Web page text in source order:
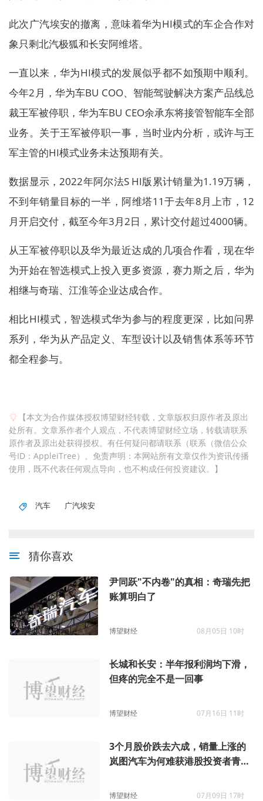
此次广汽埃安的撤离，意味着华为HI模式的车企合作对
象只剩北汽极狐和长安阿维塔。
一直以来，华为HI模式的发展似乎都不如预期中顺利。
今年2月，华为车BU COO、智能驾驶解决方案产品线总
裁王军被停职，华为车BU CEO余承东将接管智能车全部
业务。关于王军被停职一事，当时业内分析，或许与王
军主管的HI模式业务未达预期有关。
数据显示，2022年阿尔法S HI版累计销量为1.19万辆，
不到年销量目标的一半，阿维塔11于去年8月上市，12
月开启交付，截至今年3月2日，累计交付超过4000辆。
从王军被停职以及华为最近达成的几项合作看，现在华
为开始在智选模式上投入更多资源，赛力斯之后，华为
相继与奇瑞、江淮等企业达成合作。
相比HI模式，智选模式华为参与的程度更深，比如问界
系列，华为从产品定义、车型设计以及销售体系等环节
都全程参与。
【本文为合作媒体授权博望财经转载，文章版权归原作者及原出
处所有。文章系作者个人观点，不代表博望财经立场，转载请联系
原作者及原出处获得授权。有任何疑问都请联系（联系（微信公众
号ID：AppleiTree）。免责声明：本网站所有文章仅作为资讯传播
使用，既不代表任何观点导向，也不构成任何投资建议。】
汽车 广汽埃安
猜你喜欢
尹同跃"不内卷"的真相：奇瑞先把
账算明白了
博望财经 08月05日 10时
长城和长安：半年报利润均下滑，
但疼的完全不是一回事
博望财经 07月16日 11时
3个月股价跌去六成，销量上涨的
岚图汽车为何难获港股投资者青
博望财经 07月09日 17时